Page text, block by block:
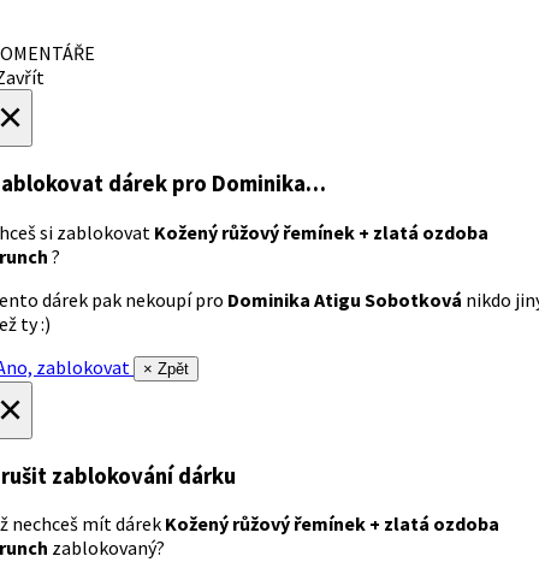
dárek pro Dominika…
si zablokovat Kožený růžový řemínek + zlatá ozdoba
?
dárek pak nekoupí pro Dominika Atigu Sobotková nikdo
ty :)
zablokovat
× Zpět
zablokování dárku
nechceš mít dárek Kožený růžový řemínek + zlatá ozdoba
zablokovaný?